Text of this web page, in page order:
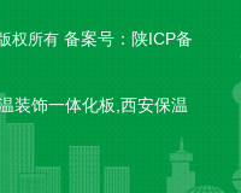
权所有 备案号： 陕ICP备
装饰一体化板,西安保温